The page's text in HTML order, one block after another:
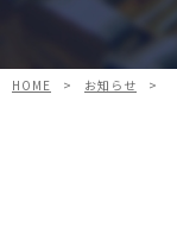
HOME > お知らせ >